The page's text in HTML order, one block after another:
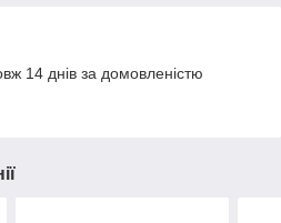
14 днів за домовленістю